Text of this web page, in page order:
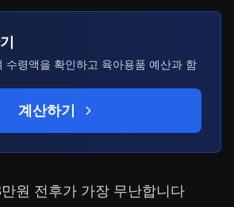
수령액을 확인하고 육아용품 예산과 함
계산하기
원 전후가 가장 무난합니다